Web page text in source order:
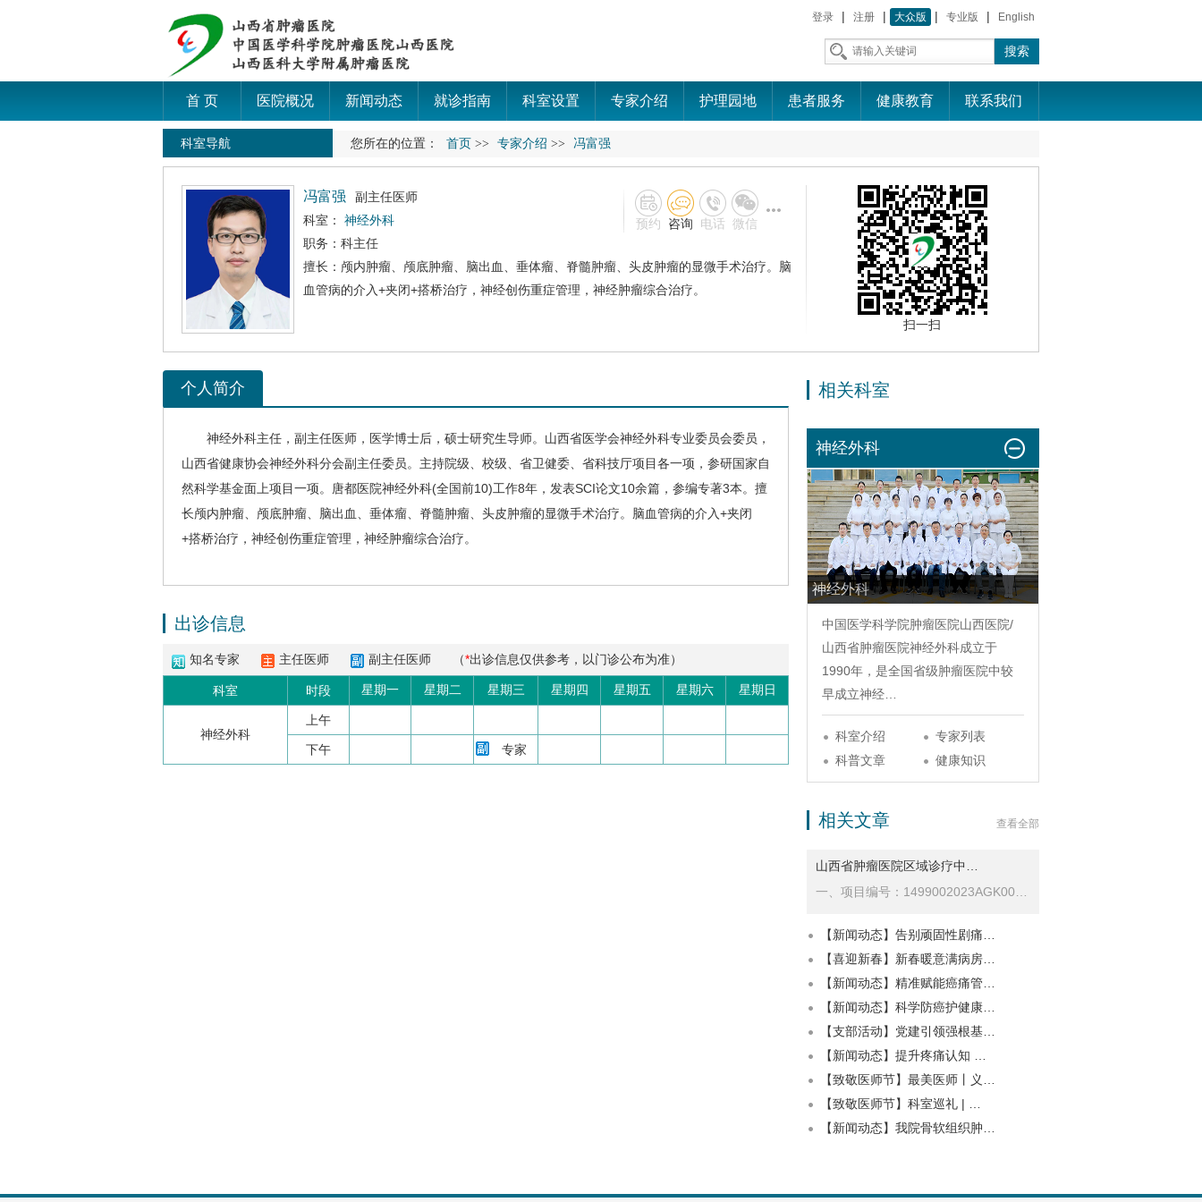
登录 | 注册 | 大众版 | 专业版 | English
首 页 医院概况 新闻动态 就诊指南 科室设置 专家介绍 护理园地 患者服务 健康教育 联系我们
您所在的位置： 首页 >> 专家介绍 >> 冯富强
科室导航
冯富强
副主任医师
科室： 神经外科
职务：科主任
擅长：颅内肿瘤、颅底肿瘤、脑出血、垂体瘤、脊髓肿瘤、头皮肿瘤的显微手术治疗。脑
血管病的介入+夹闭+搭桥治疗，神经创伤重症管理，神经肿瘤综合治疗。
预约 咨询 电话 微信
扫一扫
个人简介
神经外科主任，副主任医师，医学博士后，硕士研究生导师。山西省医学会神经外科专业委员会委员，
山西省健康协会神经外科分会副主任委员。主持院级、校级、省卫健委、省科技厅项目各一项，参研国家自
然科学基金面上项目一项。唐都医院神经外科(全国前10)工作8年，发表SCI论文10余篇，参编专著3本。擅
长颅内肿瘤、颅底肿瘤、脑出血、垂体瘤、脊髓肿瘤、头皮肿瘤的显微手术治疗。脑血管病的介入+夹闭
+搭桥治疗，神经创伤重症管理，神经肿瘤综合治疗。
出诊信息
知名专家 主任医师 副主任医师 （*出诊信息仅供参考，以门诊公布为准）
科室 时段 星期一 星期二 星期三 星期四 星期五 星期六 星期日
神经外科
上午
下午 专家
相关科室
神经外科
神经外科
中国医学科学院肿瘤医院山西医院/
山西省肿瘤医院神经外科成立于
1990年，是全国省级肿瘤医院中较
早成立神经…
科室介绍
专家列表
科普文章
健康知识
查看全部
相关文章
山西省肿瘤医院区域诊疗中…
【新闻动态】告别顽固性剧痛…
【喜迎新春】新春暖意满病房…
【新闻动态】精准赋能癌痛管…
【新闻动态】科学防癌护健康…
【支部活动】党建引领强根基…
【新闻动态】提升疼痛认知 …
【致敬医师节】最美医师丨义…
【致敬医师节】科室巡礼 | …
【新闻动态】我院骨软组织肿…